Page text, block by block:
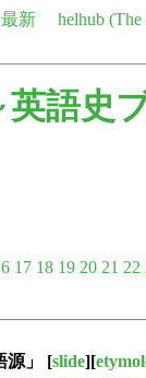
最新
helhub
英語史
17 18 19 20 21 22
」 [slide][